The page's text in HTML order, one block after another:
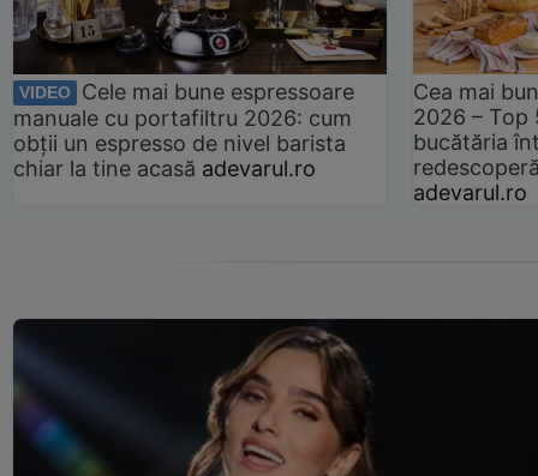
VIDEO
Cele mai bune espressoare
manuale cu portafiltru 2026: cum
obții un espresso de nivel barista
chiar la tine acasă adevarul.ro
Cea mai
2026 –
bucătăria
adevarul.ro